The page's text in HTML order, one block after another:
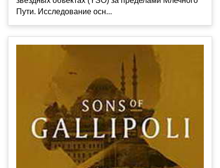
Пути. Исследование осн...